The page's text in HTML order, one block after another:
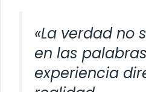
«La verdad no
en las
experiencia